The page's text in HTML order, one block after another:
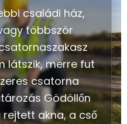
családi ház,
többször
látszik, merre fut
csatorna
Gödöllőn
akna, a cső